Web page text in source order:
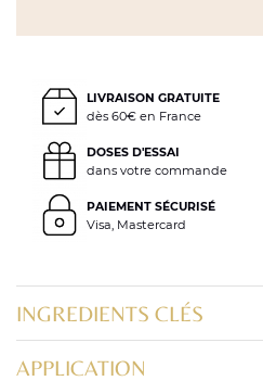
LIVRAISON GRATUITE
dès 60€ en France
DOSES D'ESSAI
dans votre commande
PAIEMENT SÉCURISÉ
Visa, Mastercard
INGREDIENTS CLÉS
APPLICATION